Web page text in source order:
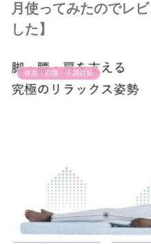
月使ってみたのでレ
した】
休息・回復・不調対策